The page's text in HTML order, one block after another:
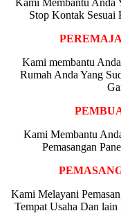
Stop Kontak
Kami membantu
Rumah Anda Yang
Kami Membantu
Pemasangan
Kami Melayani
Tempat Usaha Dan